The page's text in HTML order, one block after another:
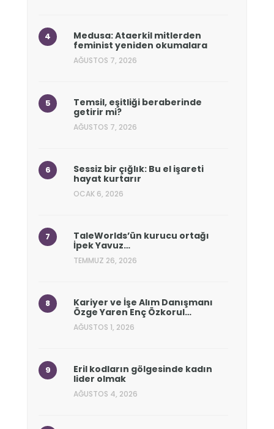
Medusa: Ataerkil mitlerden
feminist yeniden okumalara
AĞUSTOS 7, 2026
Temsil, eşitliği beraberinde
getirir mi?
AĞUSTOS 7, 2026
Sessiz bir çığlık: Bu el işareti
hayat kurtarır
OCAK 6, 2026
TaleWorlds’ün kurucu ortağı
İpek Yavuz…
TEMMUZ 26, 2026
Kariyer ve İşe Alım Danışmanı
Özge Yaren Enç Özkorul…
AĞUSTOS 1, 2026
Eril kodların gölgesinde kadın
lider olmak
AĞUSTOS 4, 2026